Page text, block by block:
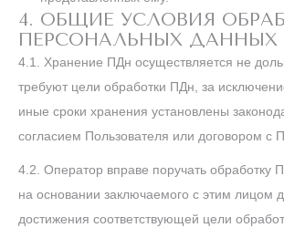
4. ОБЩИЕ УСЛОВИЯ
ПЕРСОНАЛЬНЫХ ДАННЫХ
4.1. Хранение ПДн осуществляется не
требуют цели обработки ПДн, за
иные сроки хранения установлены
согласием Пользователя или договором с
4.2. Оператор вправе поручать обработку
на основании заключаемого с этим лицом
достижения соответствующей цели